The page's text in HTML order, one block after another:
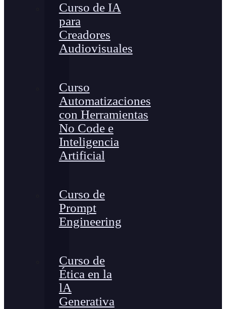
Curso de IA
para
Creadores
Audiovisuales
Curso
Automatizaciones
con Herramientas
No Code e
Inteligencia
Artificial
Curso de
Prompt
Engineering
Curso de
Ética en la
lA
Generativa